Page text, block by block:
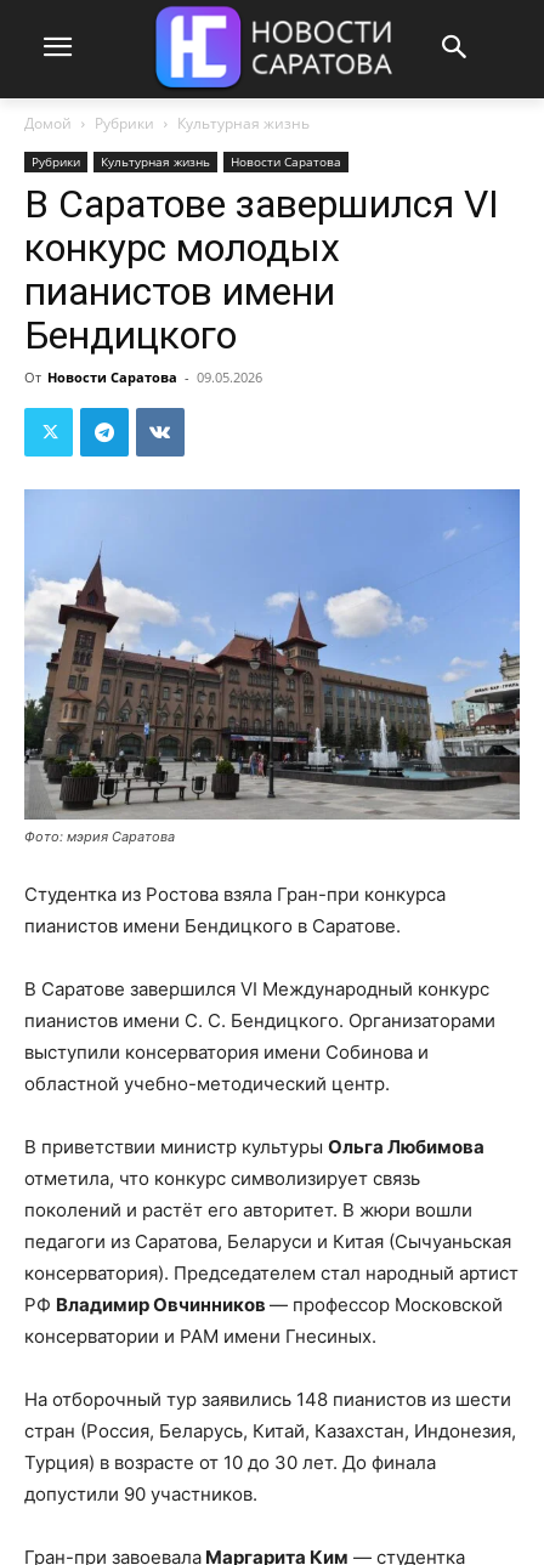
Домой Рубрики Культурная жизнь
Рубрики Культурная жизнь Новости Саратова
В Саратове завершился VI
конкурс молодых
пианистов имени
Бендицкого
От Новости Саратова - 09.05.2026
Фото: мэрия Саратова
Студентка из Ростова взяла Гран-при конкурса
пианистов имени Бендицкого в Саратове.
В Саратове завершился VI Международный конкурс
пианистов имени С. С. Бендицкого. Организаторами
выступили консерватория имени Собинова и
областной учебно-методический центр.
В приветствии министр культуры Ольга Любимова
отметила, что конкурс символизирует связь
поколений и растёт его авторитет. В жюри вошли
педагоги из Саратова, Беларуси и Китая (Сычуаньская
консерватория). Председателем стал народный артист
РФ Владимир Овчинников — профессор Московской
консерватории и РАМ имени Гнесиных.
На отборочный тур заявились 148 пианистов из шести
стран (Россия, Беларусь, Китай, Казахстан, Индонезия,
Турция) в возрасте от 10 до 30 лет. До финала
допустили 90 участников.
Гран-при завоевала Маргарита Ким — студентка